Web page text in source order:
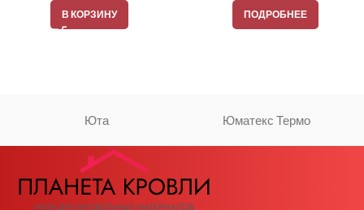
В КОРЗИНУ ПОДРОБНЕЕ
Юта Юматекс Термо